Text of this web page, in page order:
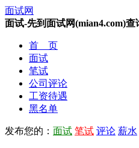
面试网
面试-先到面试网(mian4.com)
首 页
面试
笔试
公司评论
工资待遇
黑名单
发布您的： 面试 笔试 评论 薪水